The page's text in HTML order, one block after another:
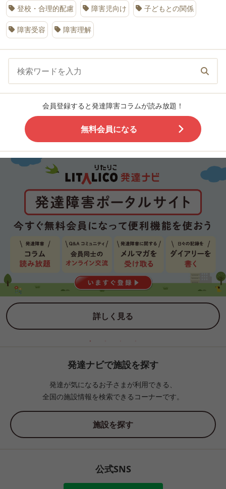
登校・合理的配慮 障害児向け 子どもとの関係
障害受容 障害理解
会員登録すると発達障害コラムが読み放題！
無料会員になる
詳しく見る
発達ナビで施設を探す
発達が気になるお子さまが利用できる、
全国の施設情報を検索できるコーナーです。
施設を探す
公式SNS